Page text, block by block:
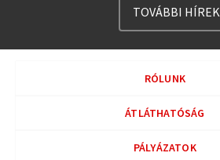
TOVÁBBI HÍREK
RÓLUNK
ÁTLÁTHATÓSÁG
PÁLYÁZATOK